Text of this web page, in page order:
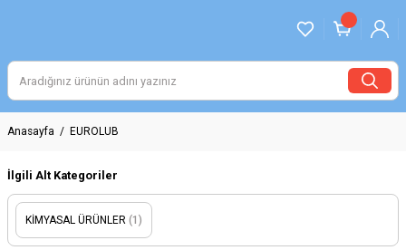
Anasayfa EUROLUB
İlgili Alt Kategoriler
KİMYASAL ÜRÜNLER (1)